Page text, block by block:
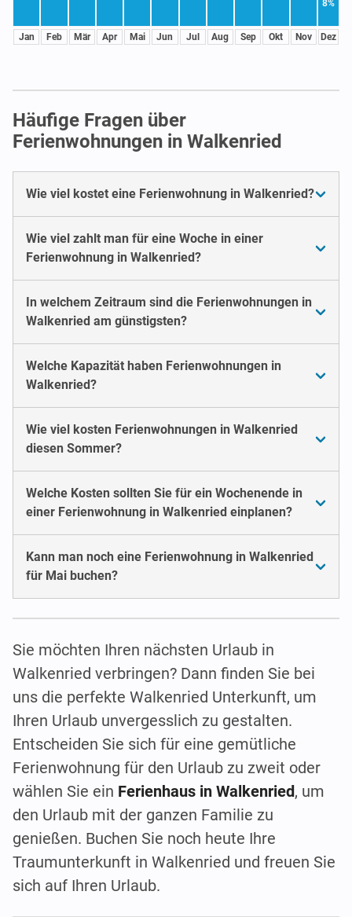
Jan Feb Mär Apr Mai Jun Jul Aug Sep Okt Nov
8%
Dez
Häufige Fragen über
Ferienwohnungen in Walkenried
Wie viel kostet eine Ferienwohnung in Walkenried?
Wie viel zahlt man für eine Woche in einer
Ferienwohnung in Walkenried?
In welchem Zeitraum sind die Ferienwohnungen in
Walkenried am günstigsten?
Welche Kapazität haben Ferienwohnungen in
Walkenried?
Wie viel kosten Ferienwohnungen in Walkenried
diesen Sommer?
Welche Kosten sollten Sie für ein Wochenende in
einer Ferienwohnung in Walkenried einplanen?
Kann man noch eine Ferienwohnung in Walkenried
für Mai buchen?
Sie möchten Ihren nächsten Urlaub in
Walkenried verbringen? Dann finden Sie bei
uns die perfekte Walkenried Unterkunft, um
Ihren Urlaub unvergesslich zu gestalten.
Entscheiden Sie sich für eine gemütliche
Ferienwohnung für den Urlaub zu zweit oder
wählen Sie ein Ferienhaus in Walkenried, um
den Urlaub mit der ganzen Familie zu
genießen. Buchen Sie noch heute Ihre
Traumunterkunft in Walkenried und freuen Sie
sich auf Ihren Urlaub.